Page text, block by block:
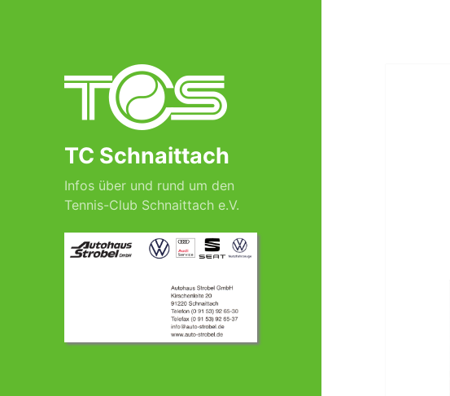
TC Schnaittach
Infos über und rund um den
Tennis-Club Schnaittach e.V.